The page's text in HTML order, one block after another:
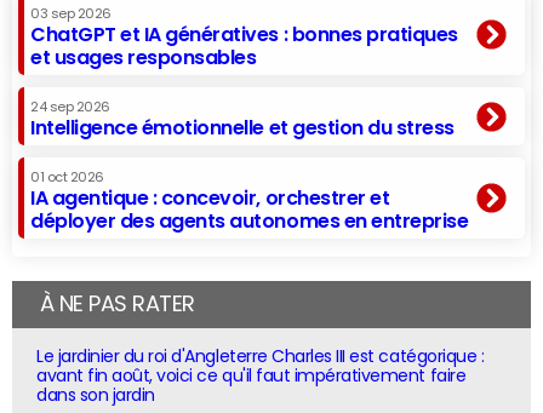
03 sep 2026
ChatGPT et IA génératives : bonnes pratiques
et usages responsables
24 sep 2026
Intelligence émotionnelle et gestion du stress
01 oct 2026
IA agentique : concevoir, orchestrer et
déployer des agents autonomes en entreprise
À NE PAS RATER
Le jardinier du roi d'Angleterre Charles III est catégorique :
avant fin août, voici ce qu'il faut impérativement faire
dans son jardin